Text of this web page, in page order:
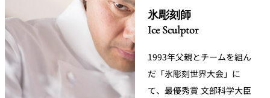
氷彫刻師
Ice Sculptor
1993年父親とチームを組ん
だ「氷彫刻世界大会」に
て、最優秀賞 文部科学大臣